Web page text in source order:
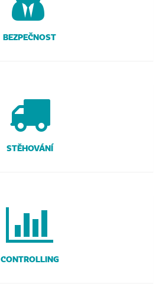
BEZPEČNOST
STĚHOVÁNÍ
CONTROLLING